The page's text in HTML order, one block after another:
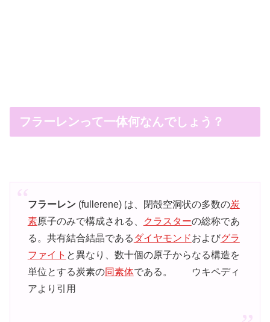
フラーレンって一体何なんでしょう？
フラーレン(fullerene) は、閉殻空洞状の多数の炭
素原子のみで構成される、 クラスターの総称であ
る。共有結合結晶である ダイヤモンドおよびグラ
ファイト と異なり、数十個の原子からなる構造を
単位とする炭素の同素体である。 ウキペディ
アより引用